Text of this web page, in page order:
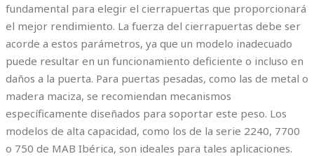
fundamental para elegir el cierrapuertas que proporcionará
el mejor rendimiento. La fuerza del cierrapuertas debe ser
acorde a estos parámetros, ya que un modelo inadecuado
puede resultar en un funcionamiento deficiente o incluso en
daños a la puerta. Para puertas pesadas, como las de metal o
madera maciza, se recomiendan mecanismos
específicamente diseñados para soportar este peso. Los
modelos de alta capacidad, como los de la serie 2240, 7700
o 750 de MAB Ibérica, son ideales para tales aplicaciones.